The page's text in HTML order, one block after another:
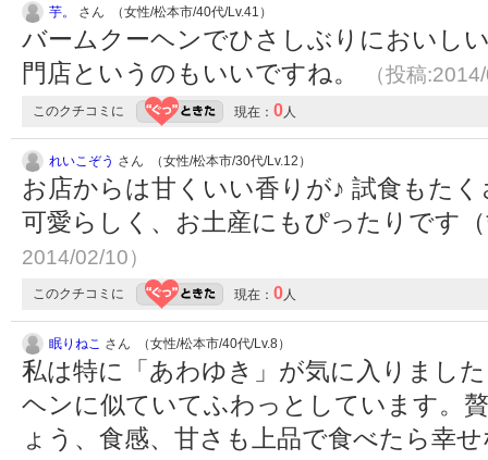
芋。 さん （女性/松本市/40代/Lv.41）
バームクーヘンでひさしぶりにおいし
門店というのもいいですね。
（投稿
このクチコミに 現在： 0人
れいこぞう さん （女性/松本市/30代/Lv.12）
お店からは甘くいい香りが♪ 試食もた
可愛らしく、お土産にもぴったりです
2014/02/10）
このクチコミに 現在： 0人
眠りねこ さん （女性/松本市/40代/Lv.8）
私は特に「あわゆき」が気に入りまし
ヘンに似ていてふわっとしています。
ょう、食感、甘さも上品で食べたら幸